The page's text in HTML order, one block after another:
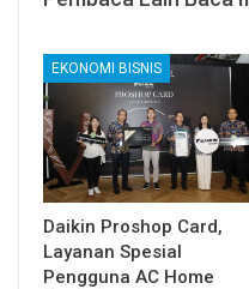
EKONOMI BISNIS
Daikin Proshop Card,
Layanan Spesial
Pengguna AC Home